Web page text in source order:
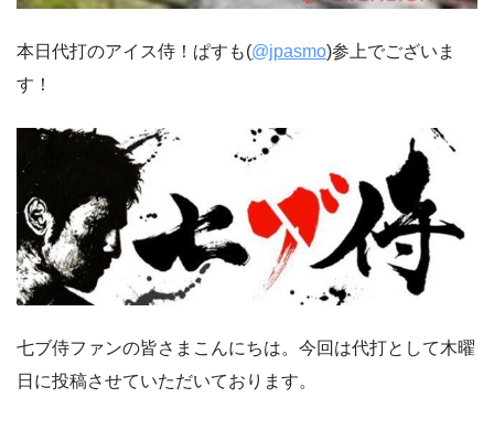
本日代打のアイス侍！ぱすも(@jpasmo)参上でございま
す！
七ブ侍ファンの皆さまこんにちは。今回は代打として木曜
日に投稿させていただいております。